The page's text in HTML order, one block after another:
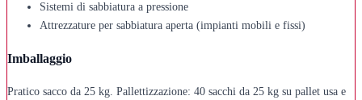
Sistemi di sabbiatura a pressione
Attrezzature per sabbiatura aperta (impianti mobili e fissi)
Imballaggio
Pratico sacco da 25 kg. Pallettizzazione: 40 sacchi da 25 kg su pallet usa e